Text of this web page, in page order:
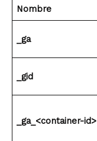
Nombre
_ga
_gid
_ga_<container-id>